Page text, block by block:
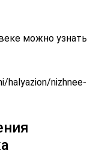
можно узнать
halyazion/nizhnee-